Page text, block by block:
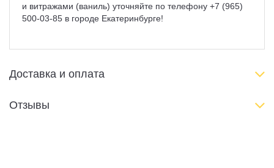
и витражами (ваниль) уточняйте по телефону +7 (965)
500-03-85 в городе Екатеринбурге!
Доставка и оплата
Отзывы